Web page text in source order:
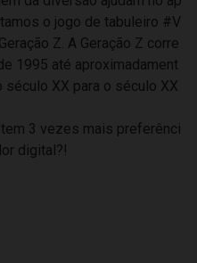
o jogo de tabuleiro #V
Z. A Geração Z corre
1995 até aproximadament
XX para o século XX
3 vezes mais preferênci
digital?!